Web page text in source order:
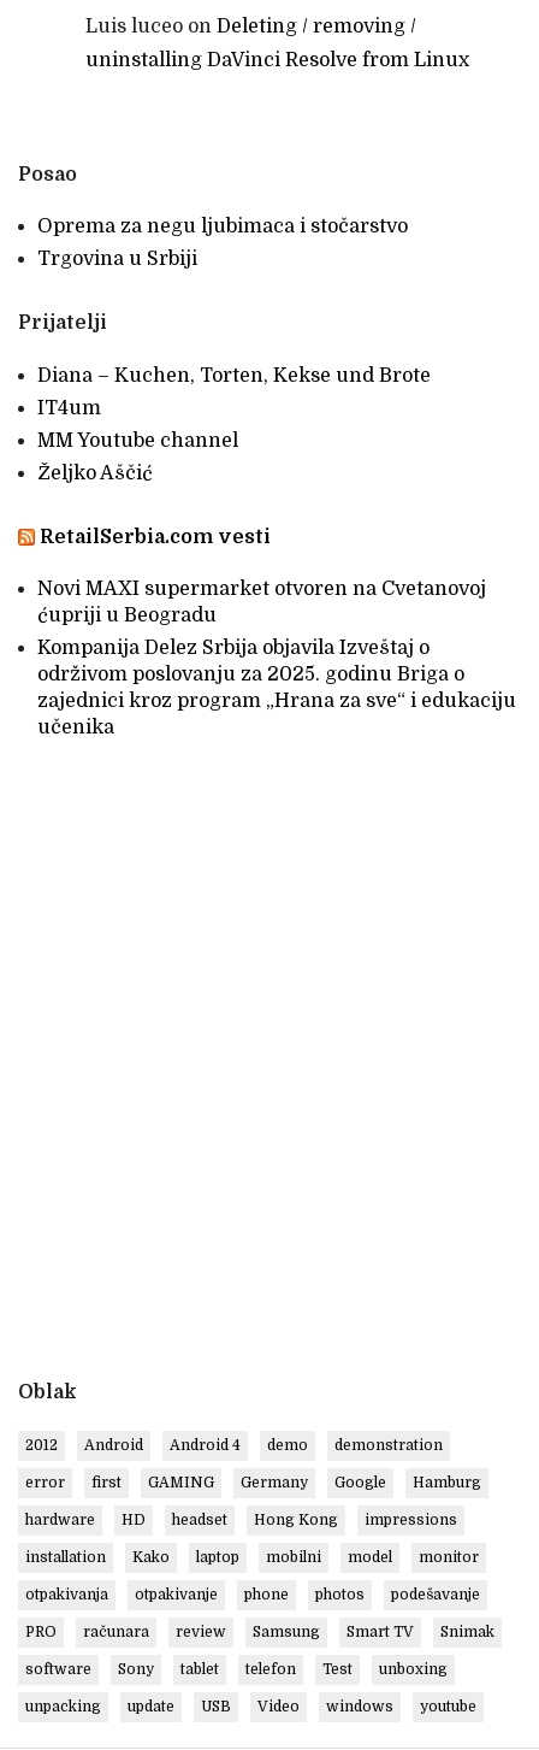
Luis luceo on Deleting / removing /
uninstalling DaVinci Resolve from Linux
Posao
Oprema za negu ljubimaca i stočarstvo
Trgovina u Srbiji
Prijatelji
Diana – Kuchen, Torten, Kekse und Brote
IT4um
MM Youtube channel
Željko Aščić
RetailSerbia.com vesti
Novi MAXI supermarket otvoren na Cvetanovoj
ćupriji u Beogradu
Kompanija Delez Srbija objavila Izveštaj o
održivom poslovanju za 2025. godinu Briga o
zajednici kroz program „Hrana za sve“ i edukaciju
učenika
Oblak
2012 Android Android 4 demo demonstration
error first GAMING Germany Google Hamburg
hardware HD headset Hong Kong impressions
installation Kako laptop mobilni model monitor
otpakivanja otpakivanje phone photos podešavanje
PRO računara review Samsung Smart TV Snimak
software Sony tablet telefon Test unboxing
unpacking update USB Video windows youtube